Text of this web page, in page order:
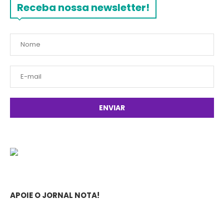
Receba nossa newsletter!
APOIE O JORNAL NOTA!